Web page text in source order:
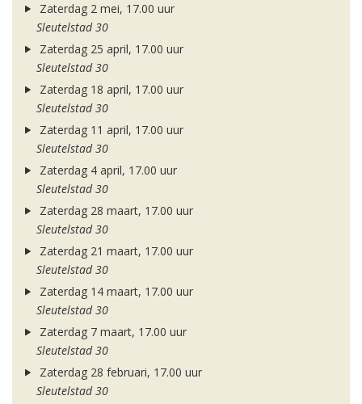
Zaterdag 2 mei, 17.00 uur
Sleutelstad 30
Zaterdag 25 april, 17.00 uur
Sleutelstad 30
Zaterdag 18 april, 17.00 uur
Sleutelstad 30
Zaterdag 11 april, 17.00 uur
Sleutelstad 30
Zaterdag 4 april, 17.00 uur
Sleutelstad 30
Zaterdag 28 maart, 17.00 uur
Sleutelstad 30
Zaterdag 21 maart, 17.00 uur
Sleutelstad 30
Zaterdag 14 maart, 17.00 uur
Sleutelstad 30
Zaterdag 7 maart, 17.00 uur
Sleutelstad 30
Zaterdag 28 februari, 17.00 uur
Sleutelstad 30